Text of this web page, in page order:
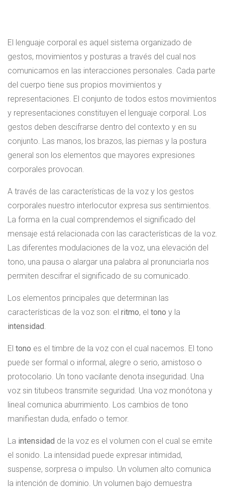
El lenguaje corporal es aquel sistema organizado de
gestos, movimientos y posturas a través del cual nos
comunicamos en las interacciones personales. Cada parte
del cuerpo tiene sus propios movimientos y
representaciones. El conjunto de todos estos movimientos
y representaciones constituyen el lenguaje corporal. Los
gestos deben descifrarse dentro del contexto y en su
conjunto. Las manos, los brazos, las piernas y la postura
general son los elementos que mayores expresiones
corporales provocan.
A través de las características de la voz y los gestos
corporales nuestro interlocutor expresa sus sentimientos.
La forma en la cual comprendemos el significado del
mensaje está relacionada con las características de la voz.
Las diferentes modulaciones de la voz, una elevación del
tono, una pausa o alargar una palabra al pronunciarla nos
permiten descifrar el significado de su comunicado.
Los elementos principales que determinan las
características de la voz son: el ritmo, el tono y la
intensidad.
El tono es el timbre de la voz con el cual nacemos. El tono
puede ser formal o informal, alegre o serio, amistoso o
protocolario. Un tono vacilante denota inseguridad. Una
voz sin titubeos transmite seguridad. Una voz monótona y
lineal comunica aburrimiento. Los cambios de tono
manifiestan duda, enfado o temor.
La intensidad de la voz es el volumen con el cual se emite
el sonido. La intensidad puede expresar intimidad,
suspense, sorpresa o impulso. Un volumen alto comunica
la intención de dominio. Un volumen bajo demuestra